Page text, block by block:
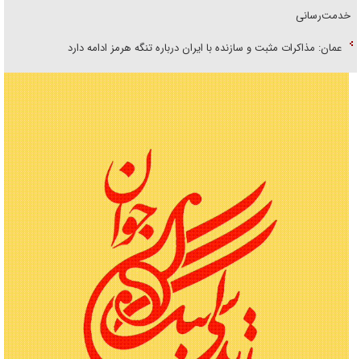
خدمت‌رسانی
عمان: مذاکرات مثبت و سازنده با ایران درباره تنگه هرمز ادامه دارد